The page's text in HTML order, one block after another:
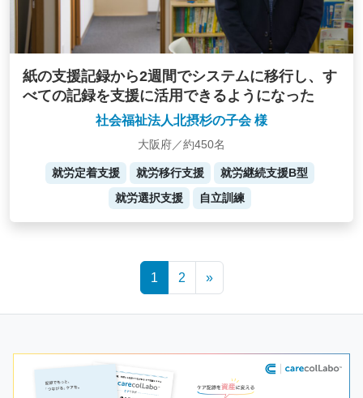
紙の支援記録から2週間でシステムに移行し、す
べての記録を支援に活用できるようになった
社会福祉法人北摂杉の子会 様
大阪府／約450名
就労定着支援 就労移行支援
就労継続支援B型
就労選択支援
自立訓練
1 2 »